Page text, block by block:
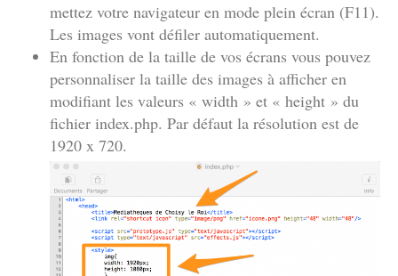
mettez votre navigateur en mode plein écran (F11).
Les images vont défiler automatiquement.
En fonction de la taille de vos écrans vous pouvez
personnaliser la taille des images à afficher en
modifiant les valeurs « width » et « height » du
fichier index.php. Par défaut la résolution est de
1920 x 720.